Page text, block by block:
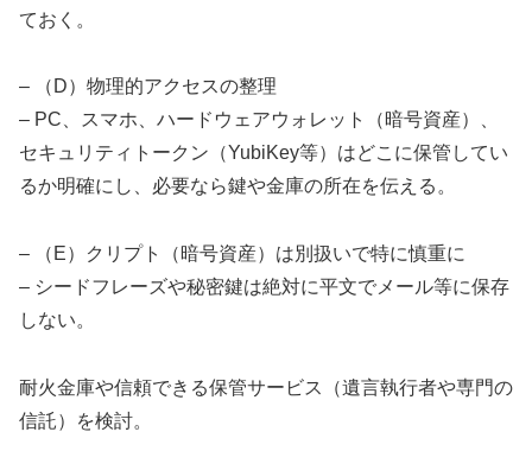
ておく。
– （D）物理的アクセスの整理
– PC、スマホ、ハードウェアウォレット（暗号資産）、
セキュリティトークン（YubiKey等）はどこに保管してい
るか明確にし、必要なら鍵や金庫の所在を伝える。
– （E）クリプト（暗号資産）は別扱いで特に慎重に
– シードフレーズや秘密鍵は絶対に平文でメール等に保存
しない。
耐火金庫や信頼できる保管サービス（遺言執行者や専門の
信託）を検討。